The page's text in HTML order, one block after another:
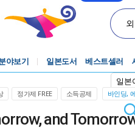
일본
야보기 일본도서 베스트셀러
정가제 FREE 소득공제 바인딩,
and